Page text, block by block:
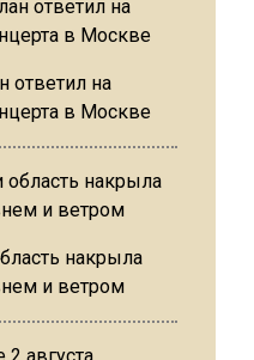
ответил на
в Москве
накрыла
и ветром